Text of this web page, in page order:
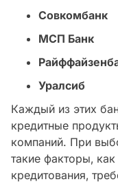
Совкомбанк
МСП Банк
Уралсиб
Каждый из этих
кредитные
компаний. При
такие факторы‚
кредитования‚